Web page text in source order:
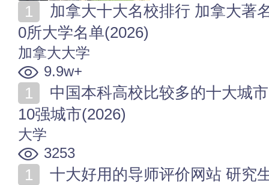
0所大学名单(2026)
加拿大大学
9.9w+
10强城市(2026)
大学
3253